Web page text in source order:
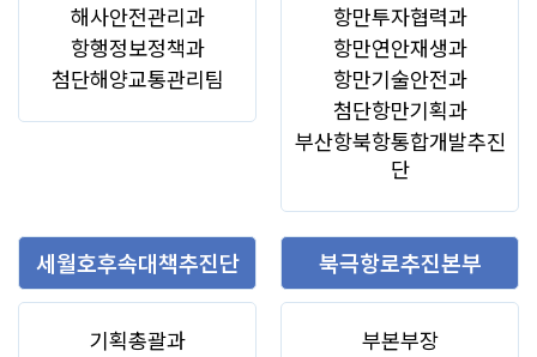
해사안전관리과
항행정보정책과
첨단해양교통관리팀
항만투자협력과
항만연안재생과
항만기술안전과
첨단항만기획과
부산항북항통합개발추진
단
세월호후속대책추진단
기획총괄과
북극항로추진본부
부본부장